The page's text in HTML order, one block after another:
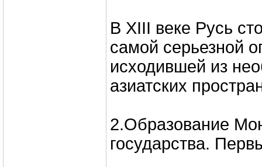
В ХIII веке Русь
самой серьезной
исходившей из
азиатских
2.Образование
государства.